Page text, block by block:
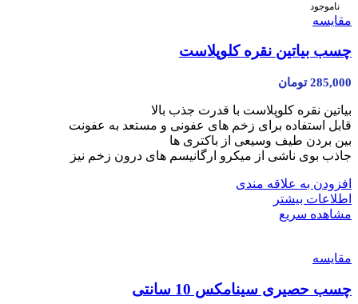
ناموجود
مقایسه
چسب بیاتین نقره کلوپلاست
285,000 تومان
بیاتین نقره کلوپلاست با قدرت جذب بالا
قابل استفاده برای زخم‏ های عفونی و مستعد به عفونت
بین بردن طیف وسیعی از باکتری ها
جاذب بوی ناشی از میکرو ارگانیسم های درون زخم نیز
افزودن به علاقه مندی
اطلاعات بیشتر
مشاهده سریع
مقایسه
چسب حصیری سینامکس 10 سانتی